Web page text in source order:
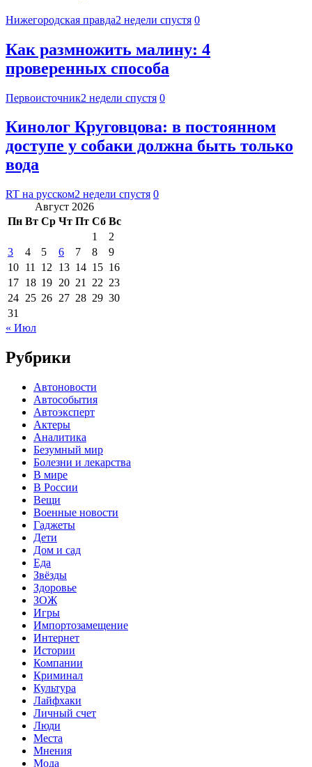
Нижегородская правда2 недели спустя 0
Как размножить малину: 4
проверенных способа
Первоисточник2 недели спустя 0
Кинолог Круговцова: в постоянном
доступе у собаки должна быть только
вода
RT на русском2 недели спустя 0
Август 2026
Пн Вт Ср Чт Пт Сб Вс
1
2
3
4 5 6 7 8
9
10 11 12 13 14 15 16
17 18 19 20 21 22 23
24 25 26 27 28 29 30
31
« Июл
Рубрики
Автоновости
Автособытия
Автоэксперт
Актеры
Аналитика
Безумный мир
Болезни и лекарства
В мире
В России
Вещи
Военные новости
Гаджеты
Дети
Дом и сад
Еда
Звёзды
Здоровье
ЗОЖ
Игры
Импортозамещение
Интернет
Истории
Компании
Криминал
Культура
Лайфхаки
Личный счет
Люди
Места
Мнения
Мода